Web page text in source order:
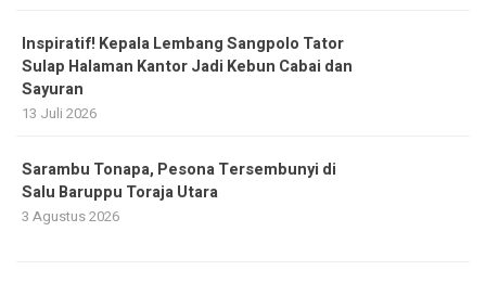
Inspiratif! Kepala Lembang Sangpolo Tator
Sulap Halaman Kantor Jadi Kebun Cabai dan
Sayuran
13 Juli 2026
Sarambu Tonapa, Pesona Tersembunyi di
Salu Baruppu Toraja Utara
3 Agustus 2026